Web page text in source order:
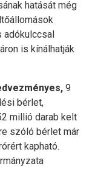
hatását még
adókulccsal
is kínálhatják
9
bérlet,
millió darab kelt
szóló bérlet már
kapható.